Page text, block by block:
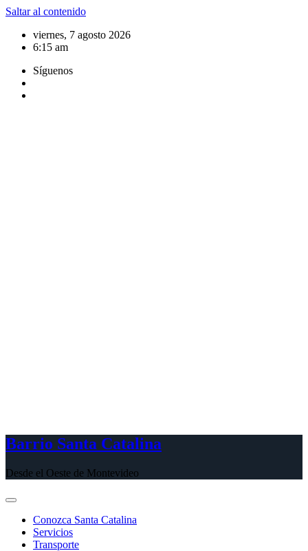
Saltar al contenido
viernes, 7 agosto 2026
6:15 am
Síguenos
Barrio Santa Catalina
Desde el Oeste de Montevideo
Conozca Santa Catalina
Servicios
Transporte